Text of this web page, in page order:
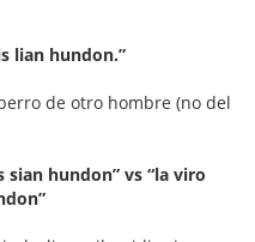
lian hundon.”
de otro hombre (no del
hundon” vs “la viro